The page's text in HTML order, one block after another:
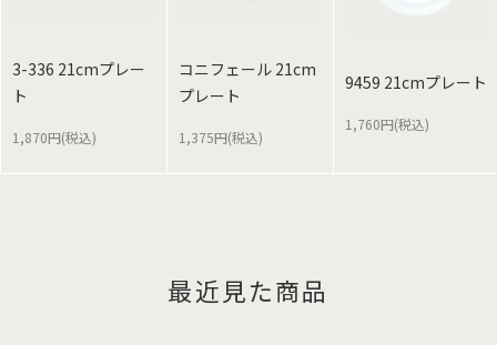
3-336 21cmプレー
ト
1,870円(税込)
コニフェール 21cm
プレート
1,375円(税込)
9459 21cmプレート
1,760円(税込)
最近見た商品